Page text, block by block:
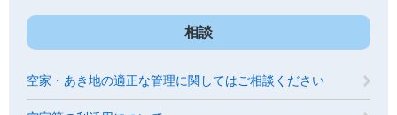
相談
空家・あき地の適正な管理に関してはご相談ください